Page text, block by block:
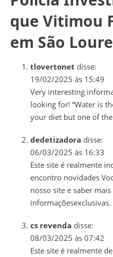
que Vitimou
em São
tlovertonet disse:
19/02/2025 às 15:49
Very interesting
looking for! “Water is
your diet but one of
dedetizadora disse:
06/03/2025 às 16:33
Este site é realmente
encontro novidades
nosso site e saber
cs revenda disse:
08/03/2025 às 07:42
Este site é realmente